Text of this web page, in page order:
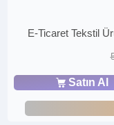
E-Ticaret Tekstil
Satın Al